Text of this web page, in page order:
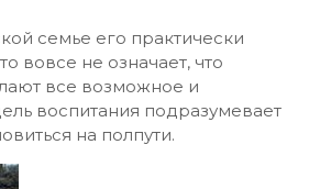
семье его практически
вовсе не означает, что
все возможное и
воспитания подразумевает
на полпути.